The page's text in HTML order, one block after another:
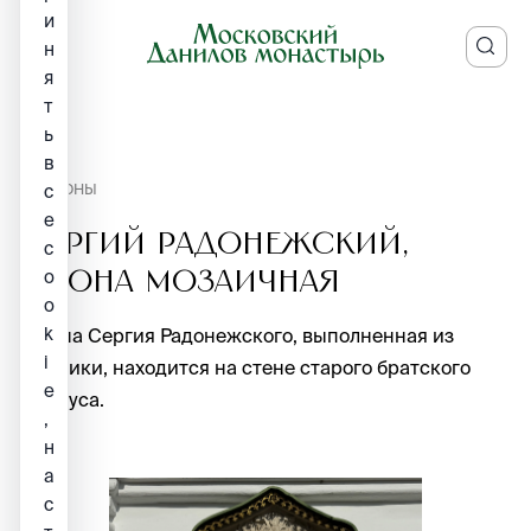
ИКОНЫ
Сергий Радонежский,
икона мозаичная
Икона Сергия Радонежского, выполненная из
мозаики, находится на стене старого братского
корпуса.
и
н
я
т
ь
в
с
е
c
o
o
k
i
e
,
н
а
с